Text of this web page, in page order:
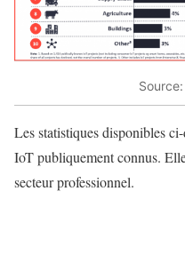
Source:
Les statistiques disponibles
IoT publiquement connus.
secteur professionnel.